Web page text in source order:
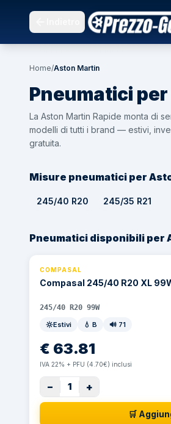
Home/Aston Martin
Pneumatici per
La Aston Martin Rapide monta di
modelli di tutti i brand — estivi,
gratuita.
Misure pneumatici per
245/40 R20 245/35 R21
Pneumatici disponibili per
COMPASAL
Compasal 245/40 R20 XL
245/40 R20 99W
Estivi
💧 B 🔊 71
€ 63.81
IVA 22% + PFU (4.70€) inclusi
− 1 +
🛒